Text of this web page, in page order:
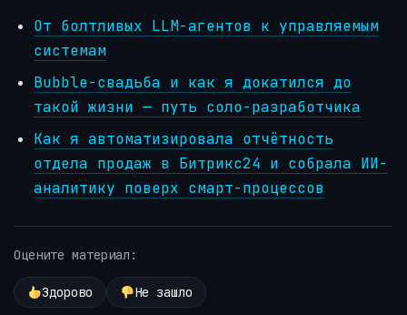
От болтливых LLM-агентов к управляемым
системам
Bubble-свадьба и как я докатился до
такой жизни — путь соло-разработчика
Как я автоматизировала отчётность
отдела продаж в Битрикс24 и собрала ИИ-
аналитику поверх смарт-процессов
Оцените материал:
Здорово Не зашло